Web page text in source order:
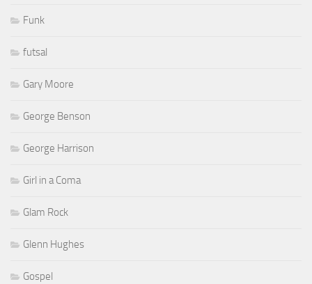
Funk
futsal
Gary Moore
George Benson
George Harrison
Girl in a Coma
Glam Rock
Glenn Hughes
Gospel